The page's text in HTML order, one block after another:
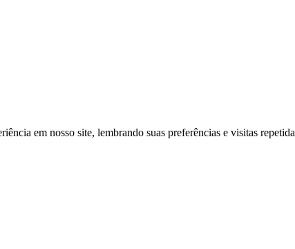
em nosso site, lembrando suas preferências e visitas